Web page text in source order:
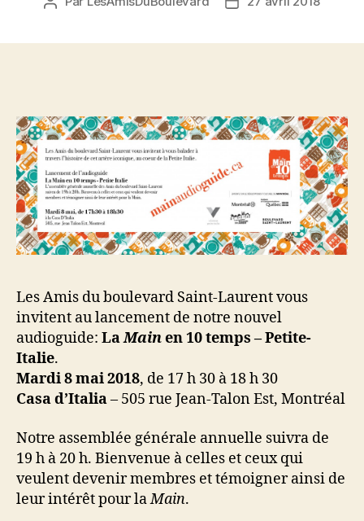
Les Amis du boulevard Saint-Laurent vous
invitent au lancement de notre nouvel
audioguide: LaMainen 10 temps – Petite-
Italie.
Mardi 8 mai 2018, de 17 h 30 à 18 h 30
Casa d’Italia– 505 rue Jean-Talon Est, Montréal
Notre assemblée générale annuelle suivra de
19 h à 20 h. Bienvenue à celles et ceux qui
veulent devenir membres et témoigner ainsi de
leur intérêt pour laMain.